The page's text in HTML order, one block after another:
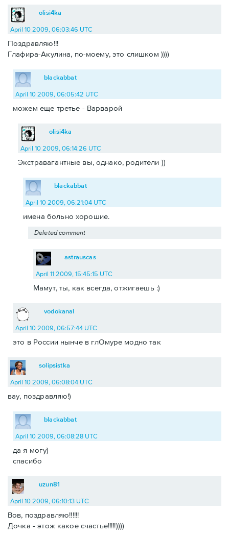
olisi4ka
April 10 2009, 06:03:46 UTC
Поздравляю!!!
Глафира-Акулина, по-моему, это слишком ))))
blackabbat
April 10 2009, 06:05:42 UTC
можем еще третье - Варварой
olisi4ka
April 10 2009, 06:14:26 UTC
Экстравагантные вы, однако, родители ))
blackabbat
April 10 2009, 06:21:04 UTC
имена больно хорошие.
Deleted comment
astrauscas
April 11 2009, 15:45:15 UTC
Мамут, ты, как всегда, отжигаешь :)
vodokanal
April 10 2009, 06:57:44 UTC
это в России нынче в глОмуре модно так
solipsistka
April 10 2009, 06:08:04 UTC
вау, поздравляю!)
blackabbat
April 10 2009, 06:08:28 UTC
да я могу)
спасибо
uzun81
April 10 2009, 06:10:13 UTC
Вов, поздравляю!!!!!!
Дочка - этож какое счастье!!!!!))))